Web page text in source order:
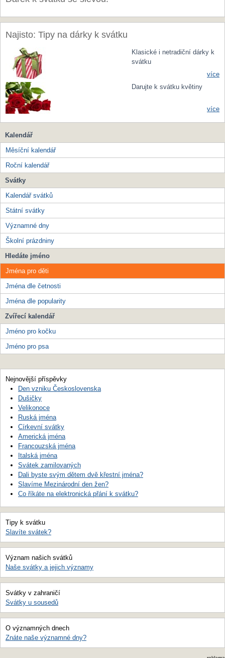
Najisto: Tipy na dárky k svátku
Klasické i netradiční dárky k
svátku
více
Darujte k svátku květiny
více
Kalendář
Měsíční kalendář
Roční kalendář
Svátky
Kalendář svátků
Státní svátky
Významné dny
Školní prázdniny
Hledáte jméno
Jména pro děti
Jména dle četnosti
Jména dle popularity
Zvířecí kalendář
Jméno pro kočku
Jméno pro psa
Nejnovější příspěvky
Den vzniku Československa
Dušičky
Velikonoce
Ruská jména
Církevní svátky
Americká jména
Francouzská jména
Italská jména
Svátek zamilovaných
Dali byste svým dětem dvě křestní jména?
Slavíme Mezinárodní den žen?
Co říkáte na elektronická přání k svátku?
Tipy k svátku
Slavíte svátek?
Význam našich svátků
Naše svátky a jejich významy
Svátky v zahraničí
Svátky u sousedů
O významných dnech
Znáte naše významné dny?